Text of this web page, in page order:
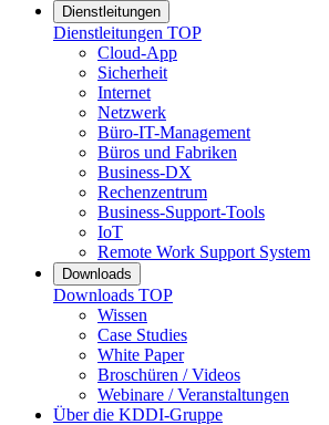
Dienstleitungen
Dienstleitungen TOP
Cloud-App
Sicherheit
Internet
Netzwerk
Büro-IT-Management
Büros und Fabriken
Business-DX
Rechenzentrum
Business-Support-Tools
IoT
Remote Work Support System
Downloads
Downloads TOP
Wissen
Case Studies
White Paper
Broschüren / Videos
Webinare / Veranstaltungen
Über die KDDI-Gruppe